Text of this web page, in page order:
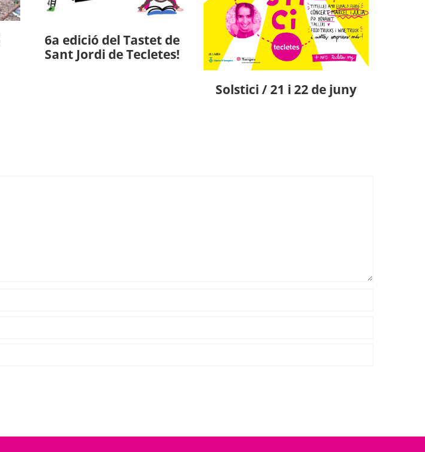
6a edició del Tastet de
Sant Jordi de Tecletes!
Solstici / 21 i 22 de juny